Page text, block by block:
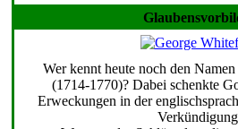
Wer kennt heute noch den
(1714-1770)? Dabei schenkte
Erweckungen in der